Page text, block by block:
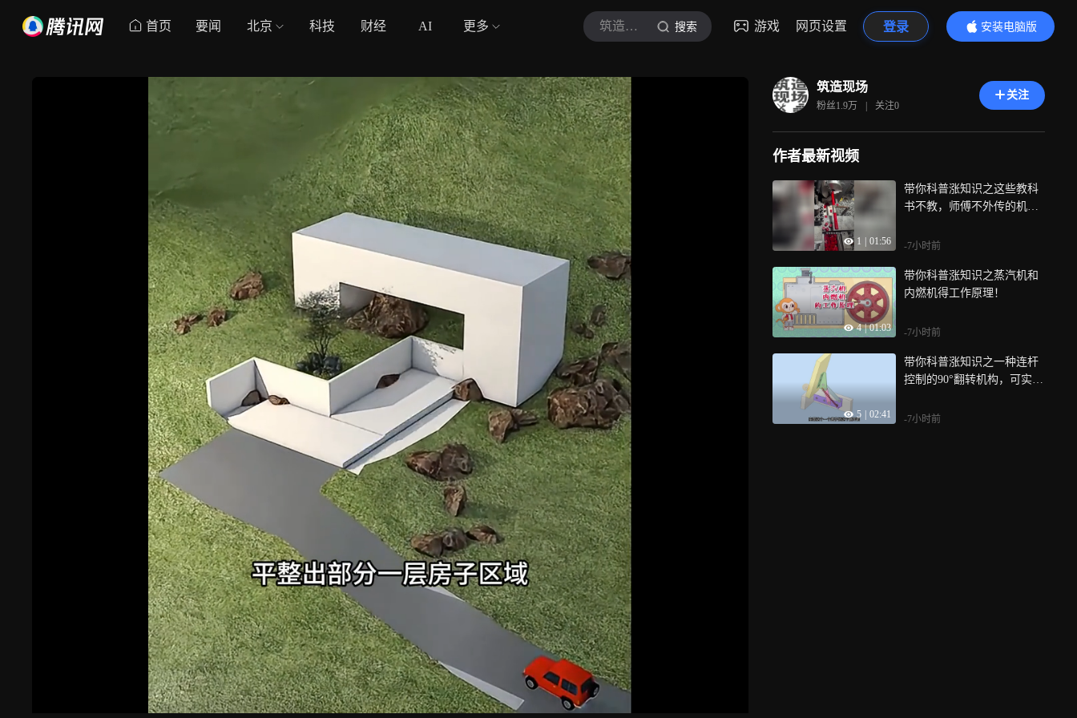
首页 要闻 北京 科技 财经 AI 更多 筑造现场 搜索 游戏 网页设置 登录
安装电脑版
内容更精彩
筑造现场
粉丝1.9万 | 关注0
关注
作者最新视频
1 01:56
带你科普涨知识之这些教科
书不教，师傅不外传的机加
-7小时前
4 | 01:03
带你科普涨知识之蒸汽机和
内燃机得工作原理！
-7小时前
5 02:41
带你科普涨知识之一种连杆
控制的90°翻转机构，可实现
-7小时前